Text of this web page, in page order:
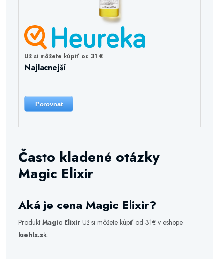
Už si môžete kúpiť od 31 €
Najlacnejší
Porovnat
Často kladené otázky
Magic Elixir
Aká je cena Magic Elixir?
Produkt Magic Elixir Už si môžete kúpiť od 31€ v eshope
kiehls.sk.